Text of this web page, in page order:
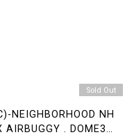
Sold Out
NEIGHBORHOOD NH
AIRBUGGY . DOME3